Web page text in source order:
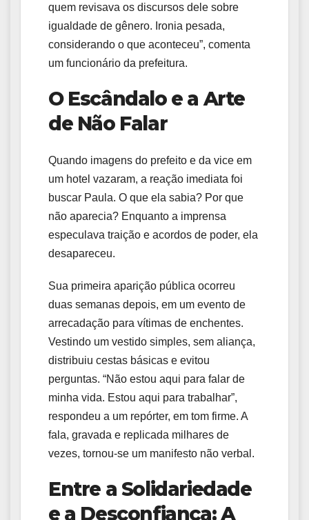
quem revisava os discursos dele sobre
igualdade de gênero. Ironia pesada,
considerando o que aconteceu”, comenta
um funcionário da prefeitura.
O Escândalo e a Arte
de Não Falar
Quando imagens do prefeito e da vice em
um hotel vazaram, a reação imediata foi
buscar Paula. O que ela sabia? Por que
não aparecia? Enquanto a imprensa
especulava traição e acordos de poder, ela
desapareceu.
Sua primeira aparição pública ocorreu
duas semanas depois, em um evento de
arrecadação para vítimas de enchentes.
Vestindo um vestido simples, sem aliança,
distribuiu cestas básicas e evitou
perguntas. “Não estou aqui para falar de
minha vida. Estou aqui para trabalhar”,
respondeu a um repórter, em tom firme. A
fala, gravada e replicada milhares de
vezes, tornou-se um manifesto não verbal.
Entre a Solidariedade
e a Desconfiança: A